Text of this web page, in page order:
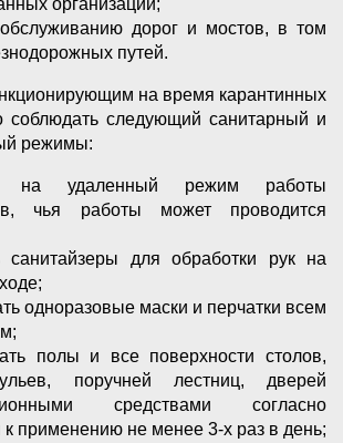
организаций;
дорог и мостов, в том
путей.
на время карантинных
соблюдать следующий санитарный и
режимы:
на удаленный режим работы
чья работы может проводится
санитайзеры для обработки рук на
одноразовые маски и перчатки всем
полы и все поверхности столов,
поручней лестниц, дверей
средствами согласно
к применению не менее 3-х раз в день;